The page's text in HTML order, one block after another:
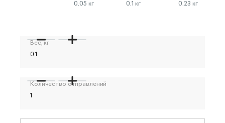
0.05 кг
0.1 кг
0.23 кг
Вес, кг
Количество отправлений